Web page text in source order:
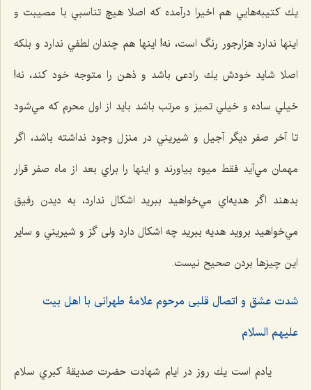
يك كتيبه‌هایي هم اخيرا درآمده كه اصلا هيچ تناسبي با مصيبت و
اينها ندارد هزارجور رنگ است، نه! اينها هم چندان لطفي ندارد و بلكه
اصلا شاید خودش يك رادعی ‌باشد و ذهن را متوجه خود كند، نه!
خيلي ساده و خيلي تميز و مرتب باشد بايد از اول محرم كه مي‌شود
تا آخر صفر ديگر آجیل و شيريني در منزل وجود نداشته باشد، اگر
مهمان مي‌آيد فقط ميوه بياورند و اينها را براي بعد از ماه صفر قرار
بدهند اگر هديه‌اي مي‌خواهيد ببريد اشكال ندارد، به ديدن رفيق
مي‌خواهيد برويد هديه ببريد چه اشكال دارد ولی گز و شيريني و ساير
اين چيزها بردن صحيح نيست.
شدت عشق و اتصال قلبی مرحوم علامۀ طهرانی با اهل بیت
علیهم السلام
يادم است يك روز در ايام شهادت حضرت صديقۀ كبري سلام